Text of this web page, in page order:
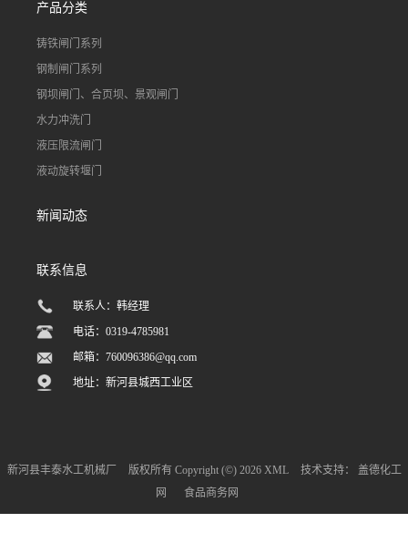
产品分类
铸铁闸门系列
钢制闸门系列
钢坝闸门、合页坝、景观闸门
水力冲洗门
液压限流闸门
液动旋转堰门
新闻动态
联系信息
联系人：韩经理
电话：0319-4785981
邮箱：760096386@qq.com
地址：新河县城西工业区
新河县丰泰水工机械厂 版权所有 Copyright (©) 2026 XML 技术支持：
盖德化工
网
食品商务网